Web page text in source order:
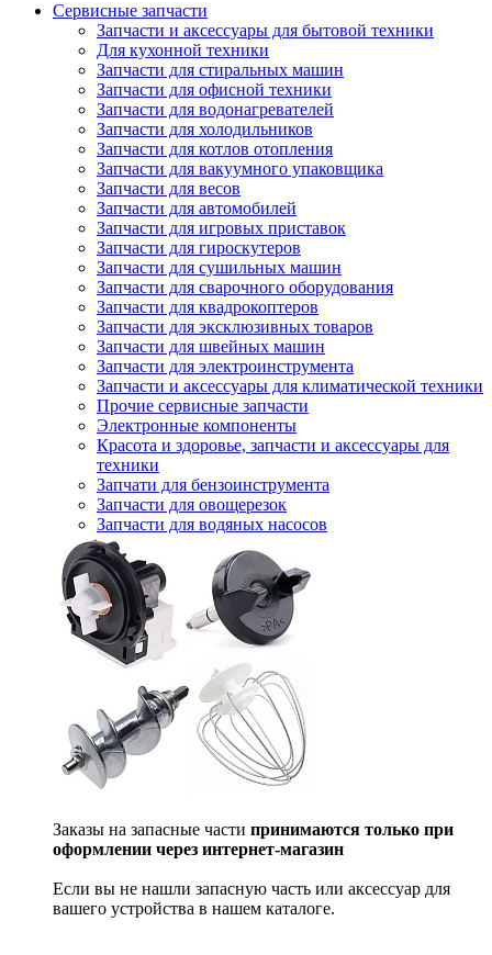
Сервисные запчасти
Запчасти и аксессуары для бытовой техники
Для кухонной техники
Запчасти для стиральных машин
Запчасти для офисной техники
Запчасти для водонагревателей
Запчасти для холодильников
Запчасти для котлов отопления
Запчасти для вакуумного упаковщика
Запчасти для весов
Запчасти для автомобилей
Запчасти для игровых приставок
Запчасти для гироскутеров
Запчасти для сушильных машин
Запчасти для сварочного оборудования
Запчасти для квадрокоптеров
Запчасти для эксклюзивных товаров
Запчасти для швейных машин
Запчасти для электроинструмента
Запчасти и аксессуары для климатической техники
Прочие сервисные запчасти
Электронные компоненты
Красота и здоровье, запчасти и аксессуары для
техники
Запчати для бензоинструмента
Запчасти для овощерезок
Запчасти для водяных насосов
Заказы на запасные части принимаются только при
оформлении через интернет-магазин
Если вы не нашли запасную часть или аксессуар для
вашего устройства в нашем каталоге.